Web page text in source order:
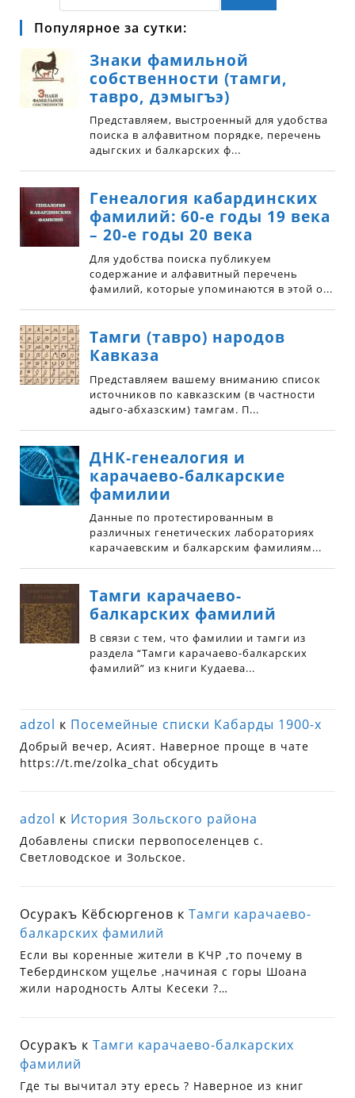
Популярное за сутки:
adzol к Посемейные списки Кабарды 1900-х
Добрый вечер, Асият. Наверное проще в чате
https://t.me/zolka_chat обсудить
adzol к История Зольского района
Добавлены списки первопоселенцев с.
Светловодское и Зольское.
Осуракъ Кёбсюргенов кТамги карачаево-
балкарских фамилий
Если вы коренные жители в КЧР ,то почему в
Тебердинском ущелье ,начиная с горы Шоана
жили народность Алты Кесеки ?…
Осуракъ кТамги карачаево-балкарских
фамилий
Где ты вычитал эту ересь ? Наверное из книг